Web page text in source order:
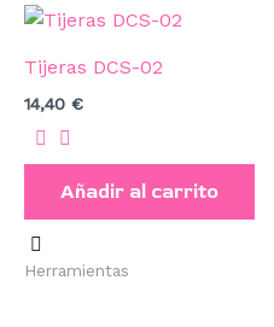
Tijeras DCS-02
14,40 €
Añadir al carrito
Herramientas